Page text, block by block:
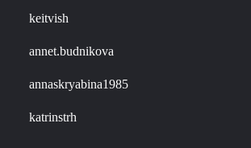
keitvish
annet.budnikova
annaskryabina1985
katrinstrh